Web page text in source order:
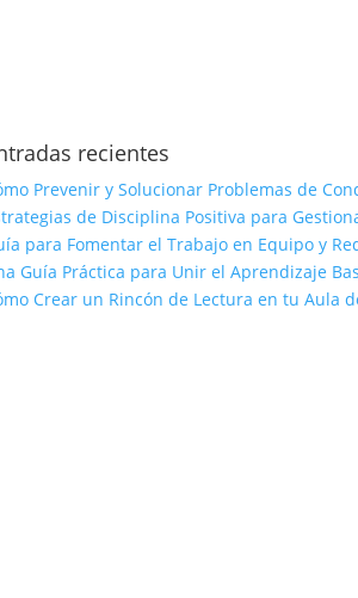
recientes
Prevenir y Solucionar Problemas de
de Disciplina Positiva para
para Fomentar el Trabajo en Equipo y
Guía Práctica para Unir el Aprendizaje
Crear un Rincón de Lectura en tu Aula